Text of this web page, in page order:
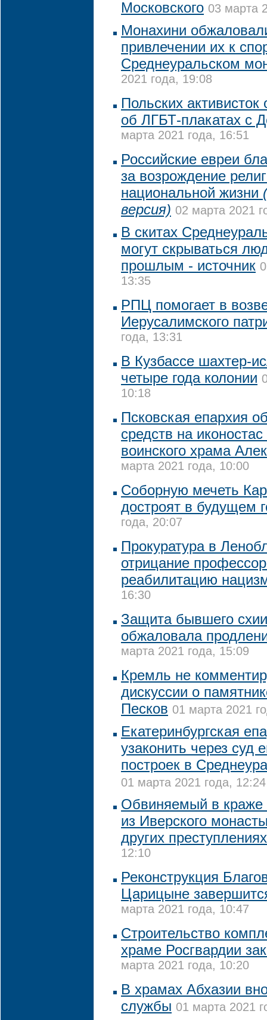
Московского 03 марта
Монахини
привлечении их к
Среднеуральском
2021 года, 19:08
Польских
об ЛГБТ-плакатах с
марта 2021 года, 16:51
Российские евреи
за возрождение
национальной жизни
версия) 02 марта 2021
В скитах
могут скрываться
прошлым - источник
13:35
РПЦ помогает в
Иерусалимского
года, 13:31
В Кузбассе шахтер-
четыре года колонии
10:18
Псковская епархия
средств на
воинского храма
марта 2021 года, 10:00
Соборную мечеть
достроят в будущем
года, 20:07
Прокуратура в
отрицание
реабилитацию
16:30
Защита бывшего
обжаловала
марта 2021 года, 15:09
Кремль не
дискуссии о
Песков 01 марта 2021
Екатеринбургская
узаконить через суд
построек в
01 марта 2021 года, 12:24
Обвиняемый в краже
из Иверского
других преступлениях
12:10
Реконструкция
Царицыне
марта 2021 года, 10:47
Строительство
храме Росгвардии
марта 2021 года, 10:20
В храмах Абхазии
службы 01 марта 2021